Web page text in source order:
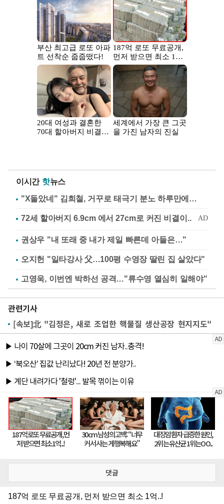
이시간 핫뉴스
"X돌았네" 김희철, 거꾸로 태극기 분노 하루만에…
권상우 "내 또래 중 내가 제일 빠른데 아들은…"
오지헌 "일타강사 父…100평 수영장 딸린 집 살았다"
고영욱, 이번엔 박하선 공격…"류수영 열심히 일해야"
관련기사
[속보]北 "김정은, 새로 조업한 핵물질 생산공장 현지지도"
댓글